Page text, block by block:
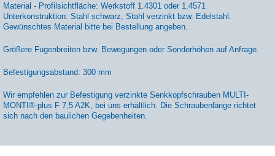
Material - Profilsichtfläche: Werkstoff 1.4301 oder 1.4571
Unterkonstruktion: Stahl schwarz, Stahl verzinkt bzw. Edelstahl.
Gewünschtes Material bitte bei Bestellung angeben.
Größere Fugenbreiten bzw. Bewegungen oder Sonderhöhen auf Anfrage.
Befestigungsabstand: 300 mm
Wir empfehlen zur Befestigung verzinkte Senkkopfschrauben MULTI-
MONTI®-plus F 7,5 A2K, bei uns erhältlich. Die Schraubenlänge richtet
sich nach den baulichen Gegebenheiten.